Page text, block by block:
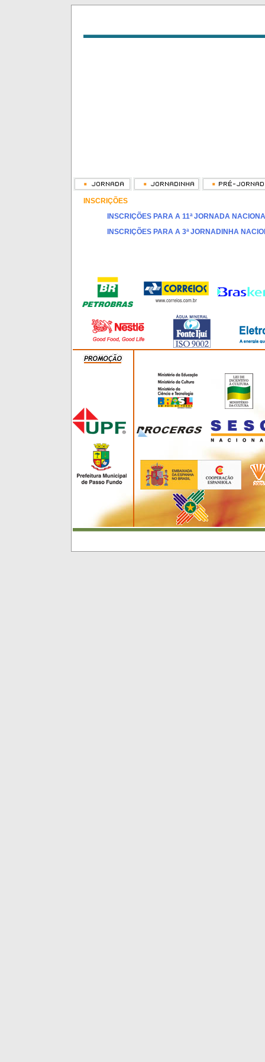
INSCRIÇÕES
INSCRIÇÕES PARA A 11ª JORNADA
INSCRIÇÕES PARA A 3ª JORNADINHA